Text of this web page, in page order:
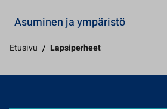
Asuminen ja ympäristö
Etusivu / Lapsiperheet